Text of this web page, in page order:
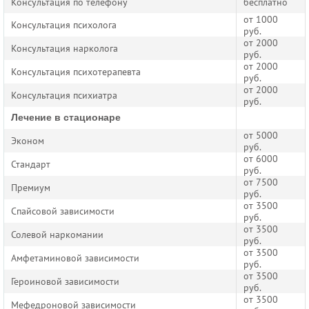
Консультация психолога
от 1000
руб.
Консультация нарколога
от 2000
руб.
Консультация психотерапевта
от 2000
руб.
Консультация психиатра
от 2000
руб.
Лечение в стационаре
Эконом
от 5000
руб.
Стандарт
от 6000
руб.
Премиум
от 7500
руб.
Спайсовой зависимости
от 3500
руб.
Солевой наркомании
от 3500
руб.
Амфетаминовой зависимости
от 3500
руб.
Героиновой зависимости
от 3500
руб.
Мефедроновой зависимости
от 3500